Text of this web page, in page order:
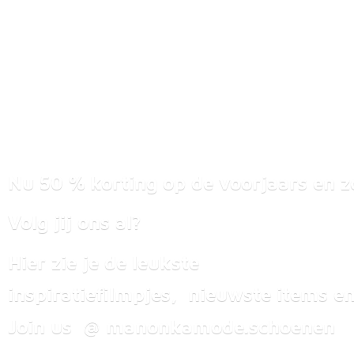
Nu 50 % korting op de voorjaars en
Volg jij ons al?
Hier zie je de leukste
inspiratiefilmpjes, nieuwste items
Join us @ manonkamode.schoenen